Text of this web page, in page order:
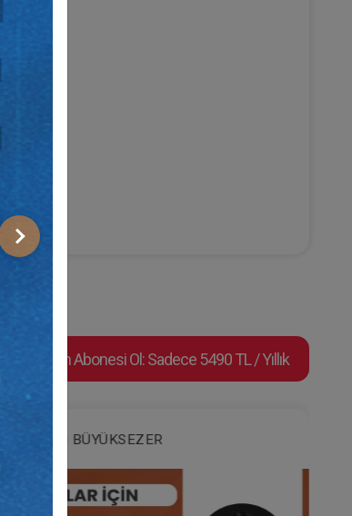
Sonraki
Video Eğitim Abonesi Ol: Sadece 5490 TL / Yıllık
Av. Yankı BÜYÜKSEZER